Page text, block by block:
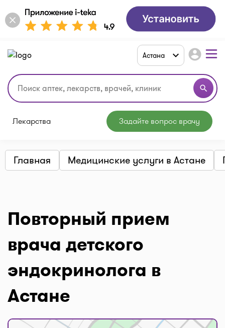
search
Астана account_circle
Лекарства Задайте вопрос врачу
Главная Медицинские услуги в Астане
Повторный прием
врача детского
эндокринолога в
Астане